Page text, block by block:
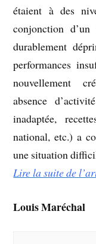
étaient à des
conjonction
durablement
performances
nouvellement
absence
inadaptée,
national, etc.) a
une situation
Lire la suite de
Louis Maréchal